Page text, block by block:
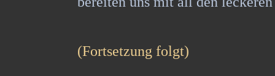
(Fortsetzung folgt)